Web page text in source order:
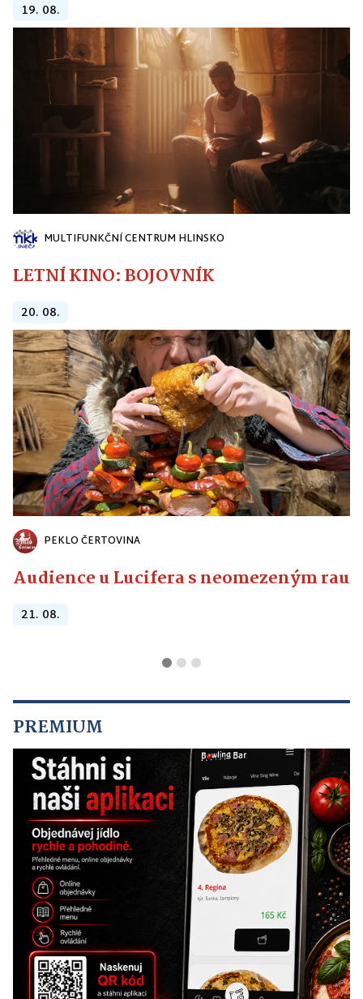
19. 08.
MULTIFUNKČNÍ CENTRUM HLINSKO
LETNÍ KINO: BOJOVNÍK
20. 08.
PEKLO ČERTOVINA
Audience u Lucifera s neomezeným
21. 08.
PREMIUM